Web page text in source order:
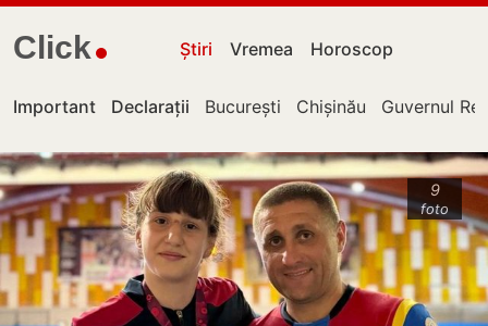
Click Știri Vremea Horoscop
Important Declarații București Chișinău Guvernul
9
foto